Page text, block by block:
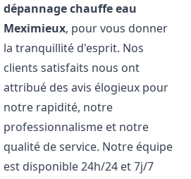
dépannage chauffe eau
Meximieux, pour vous donner
la tranquillité d'esprit. Nos
clients satisfaits nous ont
attribué des avis élogieux pour
notre rapidité, notre
professionnalisme et notre
qualité de service. Notre équipe
est disponible 24h/24 et 7j/7